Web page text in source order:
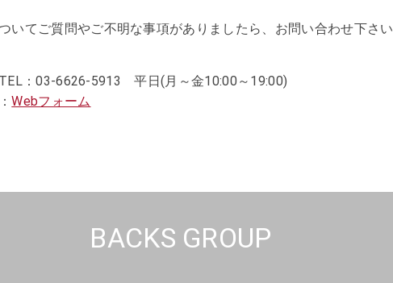
いてご質問やご不明な事項がありましたら、お問い合わせ下さい
：03-6626-5913 平日(月～金10:00～19:00)
Webフォーム
BACKS GROUP